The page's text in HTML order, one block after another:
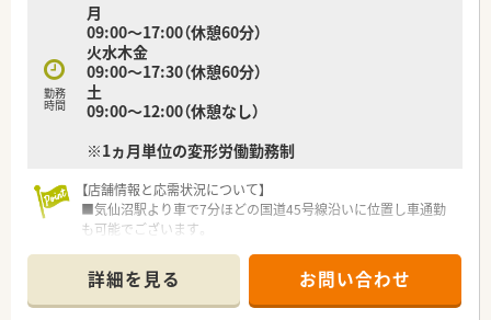
勤務
時間
月
09:00～17:00（休憩60分）
火水木金
09:00～17:30（休憩60分）
土
09:00～12:00（休憩なし）
※1ヵ月単位の変形労働勤務制
【店舗情報と応需状況について】
■気仙沼駅より車で7分ほどの国道45号線沿いに位置し車通勤
も可能でございます。
50枚の処方箋を応需しています。
■薬剤師3名体制で事務員も3名在籍しており、ゆとりを持って
業務に取り組める環境です。
詳細を見る お問い合わせ